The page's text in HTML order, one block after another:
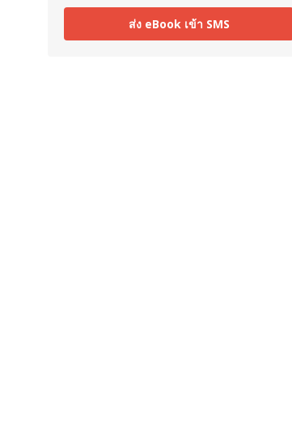
ส่ง eBook เข้า SMS